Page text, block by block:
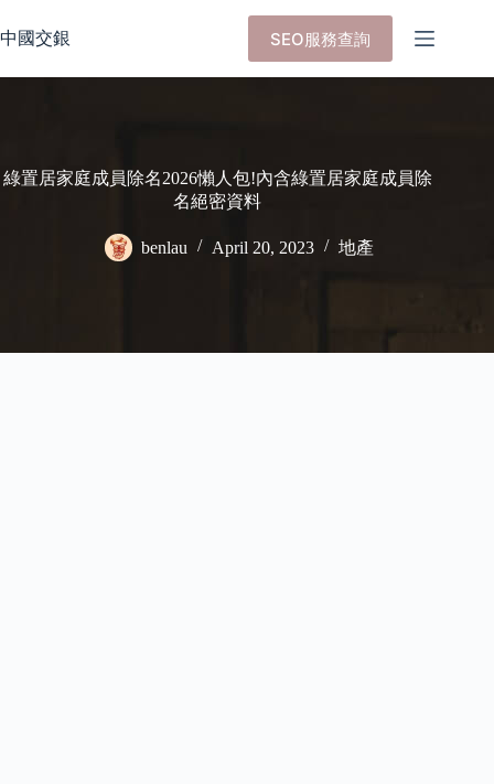
to
content
中國交銀 SEO服務查詢
綠置居家庭成員除名2026懶人包!內含綠置居家庭成員除
名絕密資料
benlau April 20, 2023 地產